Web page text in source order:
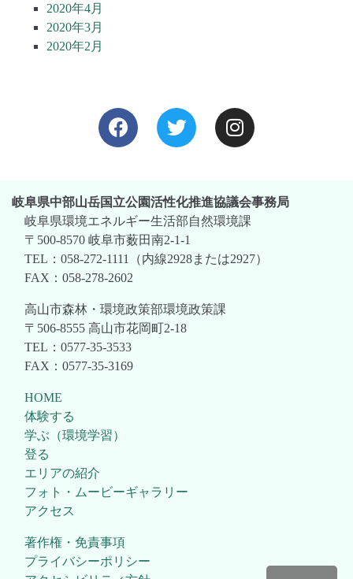
2020年4月
2020年3月
2020年2月
岐阜県中部山岳国立公園活性化推進協議会事務局
岐阜県環境エネルギー生活部自然環境課
〒500-8570 岐阜市薮田南2-1-1
TEL：058-272-1111（内線2928または2927）
FAX：058-278-2602
高山市森林・環境政策部環境政策課
〒506-8555 高山市花岡町2-18
TEL：0577-35-3533
FAX：0577-35-3169
HOME
体験する
学ぶ（環境学習）
登る
エリアの紹介
フォト・ムービーギャラリー
アクセス
著作権・免責事項
プライバシーポリシー